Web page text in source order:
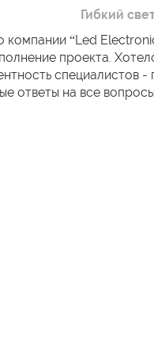
Гибкий
компании “Led
проекта.
специалистов
ответы на все